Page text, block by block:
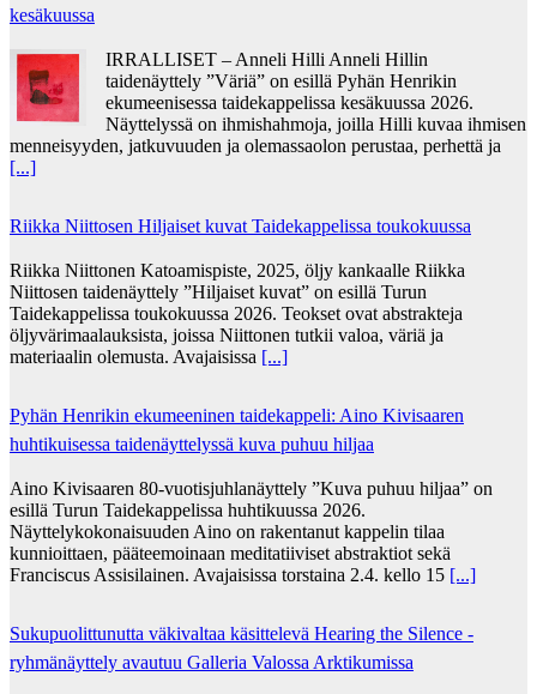
kesäkuussa
IRRALLISET – Anneli Hilli Anneli Hillin
taidenäyttely ”Väriä” on esillä Pyhän Henrikin
ekumeenisessa taidekappelissa kesäkuussa 2026.
Näyttelyssä on ihmishahmoja, joilla Hilli kuvaa ihmisen
menneisyyden, jatkuvuuden ja olemassaolon perustaa, perhettä ja
[...]
Riikka Niittosen Hiljaiset kuvat Taidekappelissa toukokuussa
Riikka Niittonen Katoamispiste, 2025, öljy kankaalle Riikka
Niittosen taidenäyttely ”Hiljaiset kuvat” on esillä Turun
Taidekappelissa toukokuussa 2026. Teokset ovat abstrakteja
öljyvärimaalauksista, joissa Niittonen tutkii valoa, väriä ja
materiaalin olemusta. Avajaisissa [...]
Pyhän Henrikin ekumeeninen taidekappeli: Aino Kivisaaren
huhtikuisessa taidenäyttelyssä kuva puhuu hiljaa
Aino Kivisaaren 80-vuotisjuhlanäyttely ”Kuva puhuu hiljaa” on
esillä Turun Taidekappelissa huhtikuussa 2026.
Näyttelykokonaisuuden Aino on rakentanut kappelin tilaa
kunnioittaen, pääteemoinaan meditatiiviset abstraktiot sekä
Franciscus Assisilainen. Avajaisissa torstaina 2.4. kello 15 [...]
Sukupuolittunutta väkivaltaa käsittelevä Hearing the Silence -
ryhmänäyttely avautuu Galleria Valossa Arktikumissa